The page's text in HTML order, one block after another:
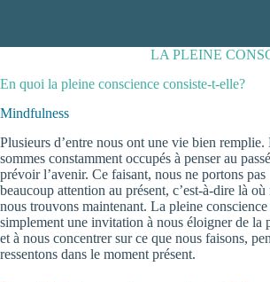
LA PLEINE
En quoi la pleine conscience consiste-t-elle?
Mindfulness
Plusieurs d’entre nous ont une vie bien remplie.
sommes constamment occupés à penser au
prévoir l’avenir. Ce faisant, nous ne portons pas
beaucoup attention au présent, c’est-à-dire là où
nous trouvons maintenant. La pleine conscience
simplement une invitation à nous éloigner de la
et à nous concentrer sur ce que nous faisons,
ressentons dans le moment présent.